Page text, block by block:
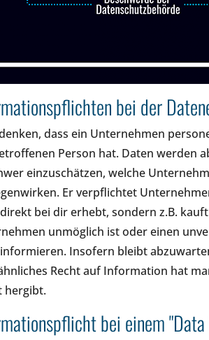
bei der
dass ein Unternehmen
Person hat. Daten werden
einzuschätzen, welche
Er verpflichtet
bei dir erhebt, sondern z.B.
unmöglich ist oder einen
Insofern bleibt
Recht auf Information hat
hergibt.
bei einem